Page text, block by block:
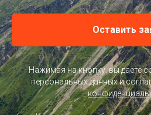
Оставить
Нажимая на кнопку, вы даете
персональных данных и